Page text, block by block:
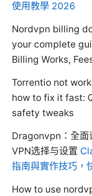
使用教學 2026
Nordvpn billing
your complete
Billing Works,
Torrentio not
how to fix it fast:
safety tweaks
Dragonvpn：全面
VPN选择与设置
指南與實作技巧，
How to use